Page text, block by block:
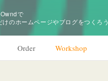
で
けのホームページやブログをつくろう
Order Workshop